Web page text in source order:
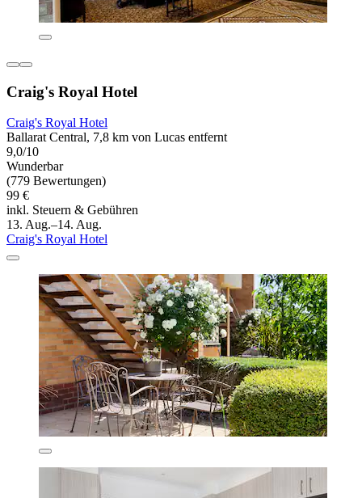
Craig's Royal Hotel
Craig's Royal Hotel
Ballarat Central, 7,8 km von Lucas entfernt
9,0/10
Wunderbar
(779 Bewertungen)
99 €
inkl. Steuern & Gebühren
13. Aug.–14. Aug.
Craig's Royal Hotel